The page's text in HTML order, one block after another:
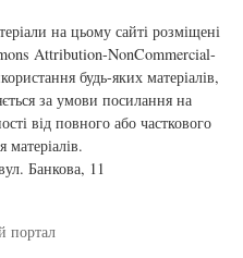
на цьому сайті розміщені
Attribution-NonCommercial-
будь-яких матеріалів,
за умови посилання на
від повного або часткового
матеріалів.
Банкова, 11
портал